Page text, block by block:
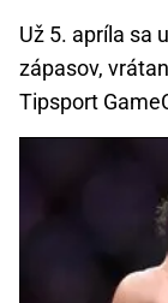
Už 5. apríla sa
zápasov,
Tipsport